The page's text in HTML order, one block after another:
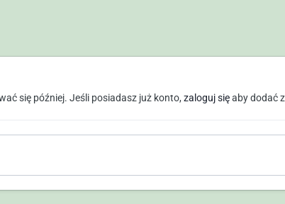
się później. Jeśli posiadasz już konto, zaloguj sięaby dodać